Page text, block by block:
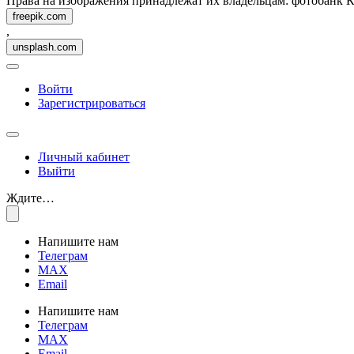
freepik.com
,
unsplash.com
Войти
Зарегистрироваться
Личный кабинет
Выйти
Ждите…
Напишите нам
Телеграм
MAX
Email
Напишите нам
Телеграм
MAX